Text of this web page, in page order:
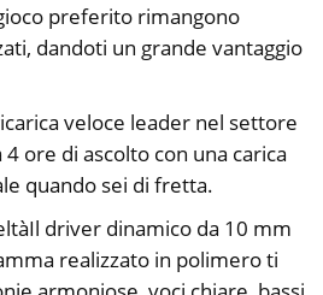
preferito rimangono
dandoti un grande vantaggio
veloce leader nel settore
ore di ascolto con una carica
quando sei di fretta.
driver dinamico da 10 mm
realizzato in polimero ti